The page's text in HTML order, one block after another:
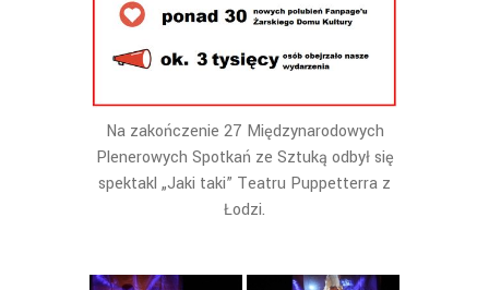
Na zakończenie 27 Międzynarodowych
Plenerowych Spotkań ze Sztuką odbył się
spektakl „Jaki taki” Teatru Puppetterra z
Łodzi.